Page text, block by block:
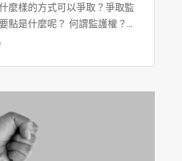
麼樣的方式可以爭取？爭取監
點是什麼呢？ 何謂監護權？...